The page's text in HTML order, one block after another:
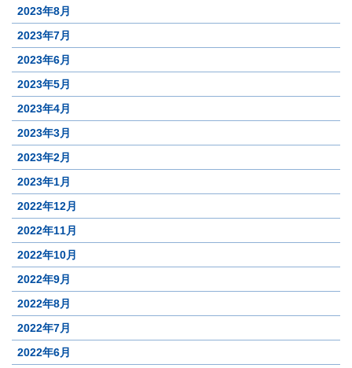
2023年8月
2023年7月
2023年6月
2023年5月
2023年4月
2023年3月
2023年2月
2023年1月
2022年12月
2022年11月
2022年10月
2022年9月
2022年8月
2022年7月
2022年6月